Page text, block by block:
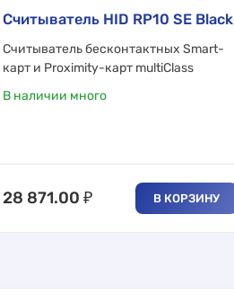
Считыватель HID RP10 SE Black
Считыватель бесконтактных Smart-
карт и Proximity-карт multiClass
В наличии много
28 871.00 ₽ В КОРЗИНУ